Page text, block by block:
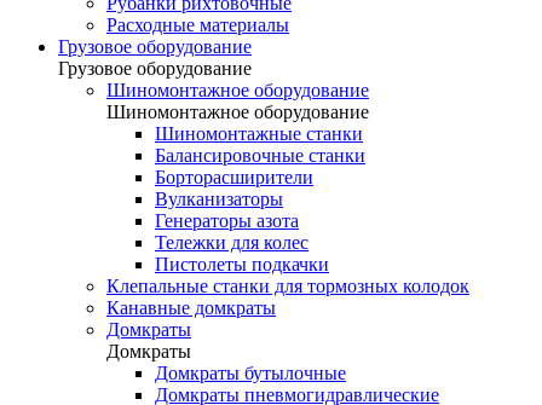
Расходные материалы
Грузовое оборудование
Грузовое оборудование
Шиномонтажное оборудование
Шиномонтажное оборудование
Шиномонтажные станки
Балансировочные станки
Борторасширители
Вулканизаторы
Генераторы азота
Тележки для колес
Пистолеты подкачки
Клепальные станки для тормозных колодок
Канавные домкраты
Домкраты
Домкраты
Домкраты бутылочные
Домкраты пневмогидравлические